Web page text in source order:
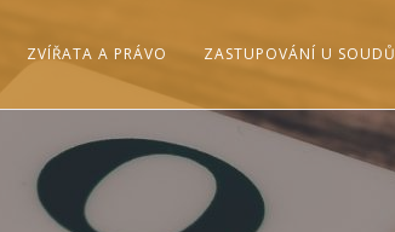
ZVÍŘATA A PRÁVO ZASTUPOVÁNÍ U SOUDŮ